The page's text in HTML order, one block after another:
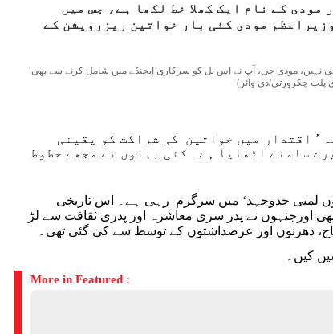
کے نام ایک کھلا خط لکھا ہے، جس میں
مودی کئی بار خواتین ریزرویشن کے
’ہندوستان کی خواتین کو بتائیے کہ آپ نے اپنے پہلے دور حکومت میں خواتین ریزرویشن بل کو کیوں پاس نہیں کیا۔ یہی نہیں، مودی جی، آپ نے اس بل کو سرکاری ایجنڈے میں شامل کرنے سے بھی
پلب چکرورتی/دی وائر)
’ اقتدار میں خواتین کی شراکت کو یقینی
سامنے اٹھایا ہے۔ کئی بہنوں نے مجھے خطوط
لمبی جدوجہد‘ میں سرگرم رہی ہے۔ اس تاریخی
اورجنہوں نے پدر سری معاشرہ اور پدری ثقافت سے لڑ
دھرنوں اور عرضداشتوں کے توسط سے کی گئی تھی۔
More in Featured :